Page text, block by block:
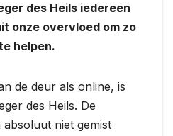
des Heils iedereen
onze overvloed om zo
helpen.
de deur als online, is
des Heils. De
niet gemist